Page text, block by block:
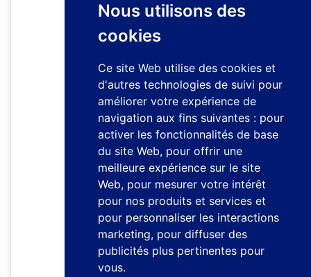
Nous utilisons des
cookies
Ce site Web utilise des cookies et
d'autres technologies de suivi pour
améliorer votre expérience de
navigation aux fins suivantes : pour
activer les fonctionnalités de base
du site Web, pour offrir une
meilleure expérience sur le site
Web, pour mesurer votre intérêt
pour nos produits et services et
pour personnaliser les interactions
marketing, pour diffuser des
publicités plus pertinentes pour
vous.